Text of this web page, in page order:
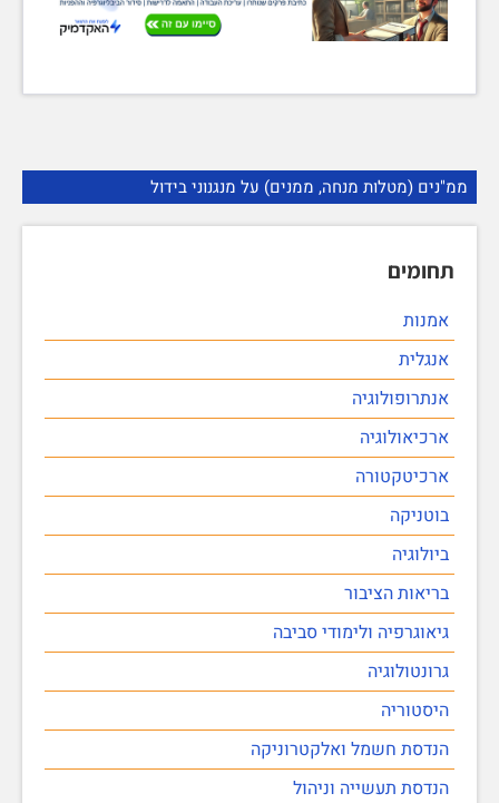
ממ"נים (מטלות מנחה, ממנים) על מנגנוני בידול
תחומים
אמנות
אנגלית
אנתרופולוגיה
ארכיאולוגיה
ארכיטקטורה
בוטניקה
ביולוגיה
בריאות הציבור
גיאוגרפיה ולימודי סביבה
גרונטולוגיה
היסטוריה
הנדסת חשמל ואלקטרוניקה
הנדסת תעשייה וניהול